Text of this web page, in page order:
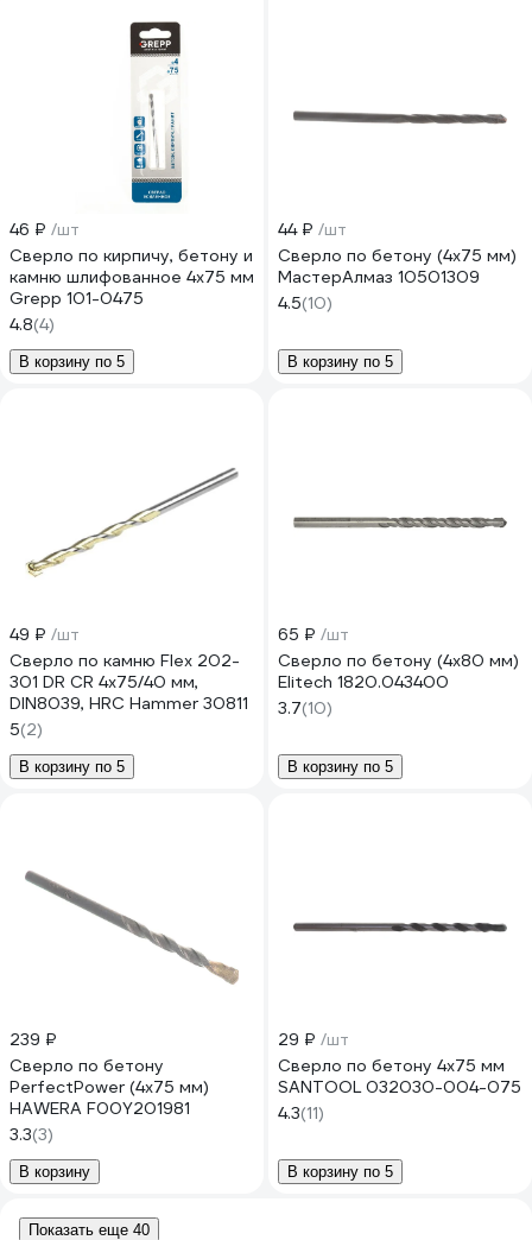
46 ₽ /шт
Сверло по кирпичу, бетону и
камню шлифованное 4х75 мм
Grepp 101-0475
4.8(4)
В корзину по 5
44 ₽ /шт
Сверло по бетону (4х75 мм)
МастерАлмаз 10501309
4.5(10)
В корзину по 5
49 ₽ /шт
Сверло по камню Flex 202-
301 DR CR 4х75/40 мм,
DIN8039, HRC Hammer 30811
5(2)
В корзину по 5
65 ₽ /шт
Сверло по бетону (4х80 мм)
Elitech 1820.043400
3.7(10)
В корзину по 5
239 ₽
Сверло по бетону
PerfectPower (4х75 мм)
HAWERA F00Y201981
3.3(3)
В корзину
29 ₽ /шт
Сверло по бетону 4x75 мм
SANTOOL 032030-004-075
4.3(11)
В корзину по 5
Показать еще 40